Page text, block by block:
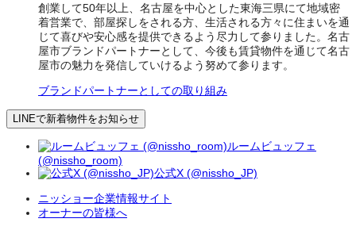
創業して50年以上、名古屋を中心とした東海三県にて地域密
着営業で、部屋探しをされる方、生活される方々に住まいを通
じて喜びや安心感を提供できるよう尽力して参りました。名古
屋市ブランドパートナーとして、今後も賃貸物件を通じて名古
屋市の魅力を発信していけるよう努めて参ります。
ブランドパートナーとしての取り組み
LINEで新着物件をお知らせ
ルームビュッフェ
(@nissho_room)
公式X (@nissho_JP)
ニッショー企業情報サイト
オーナーの皆様へ